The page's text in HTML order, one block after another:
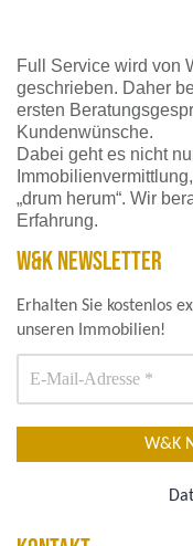
Full Service wird von
geschrieben. Daher
ersten
Kundenwünsche.
Dabei geht es nicht
„drum herum“. Wir
Erfahrung.
W&K NEWSLETTER
Erhalten Sie kostenlos
unseren Immobilien!